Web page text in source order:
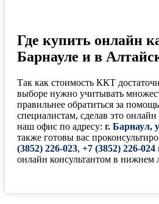
Где купить онлайн
Барнауле и в
Так как стоимость ККТ
выборе нужно учитывать
правильнее обратиться за
специалистам, сделав это
наш офис по адресу: г. Барнаул,
также готовы вас
(3852) 226-023, +7 (3852) 226-024
онлайн консультантом в нижнем